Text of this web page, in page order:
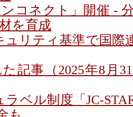
ンコネクト」開催 -
を育成
ュリティ基準で国際
記事（2025年8月
ベル制度「JC-